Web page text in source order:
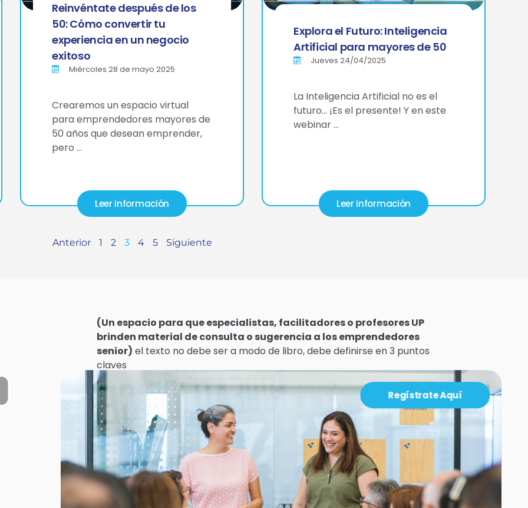
Reinvéntate después de los
50: Cómo convertir tu
experiencia en un negocio
exitoso
Miércoles 28 de mayo 2025
Crearemos un espacio virtual
para emprendedores mayores de
50 años que desean emprender,
pero …
Leer información
Explora el Futuro: Inteligencia
Artificial para mayores de 50
Jueves 24/04/2025
La Inteligencia Artificial no es el
futuro… ¡Es el presente! Y en este
webinar …
Leer información
Anterior 1 2 3 4 5 Siguiente
(Un espacio para que especialistas, facilitadores o profesores UP
brinden material de consulta o sugerencia a los emprendedores
senior) el texto no debe ser a modo de libro, debe definirse en 3 puntos
claves
Regístrate Aquí